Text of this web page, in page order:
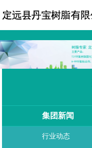
集团新闻
行业动态